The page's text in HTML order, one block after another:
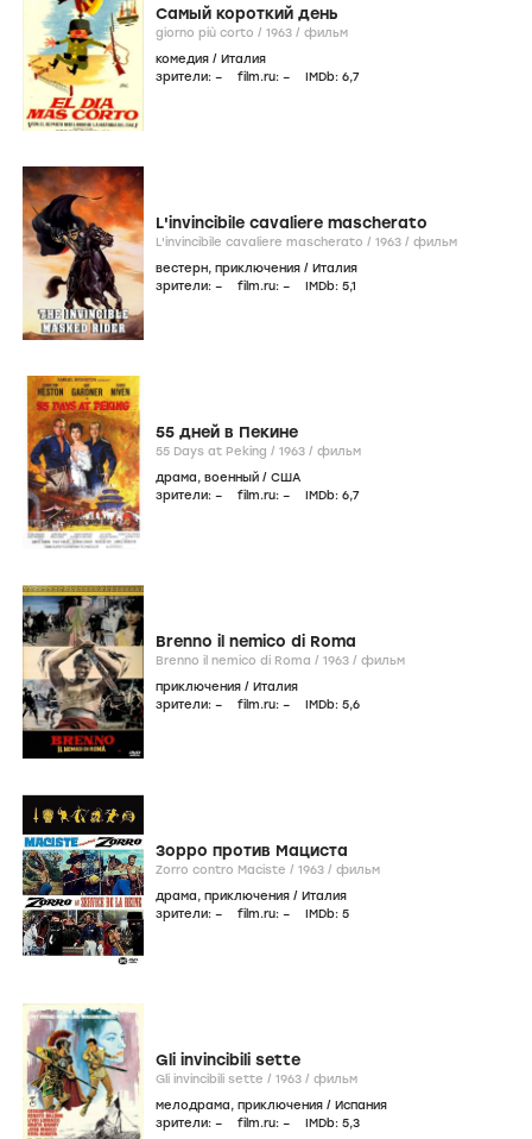
Самый короткий день
giorno più corto / 1963 / фильм
комедия / Италия
зрители: – film.ru: – IMDb: 6,7
L'invincibile cavaliere mascherato
L'invincibile cavaliere mascherato / 1963 / фильм
вестерн, приключения / Италия
зрители: – film.ru: – IMDb: 5,1
55 дней в Пекине
55 Days at Peking / 1963 / фильм
драма, военный / США
зрители: – film.ru: – IMDb: 6,7
Brenno il nemico di Roma
Brenno il nemico di Roma / 1963 / фильм
приключения / Италия
зрители: – film.ru: – IMDb: 5,6
Зорро против Мациста
Zorro contro Maciste / 1963 / фильм
драма, приключения / Италия
зрители: – film.ru: – IMDb: 5
Gli invincibili sette
Gli invincibili sette / 1963 / фильм
мелодрама, приключения / Испания
зрители: – film.ru: – IMDb: 5,3